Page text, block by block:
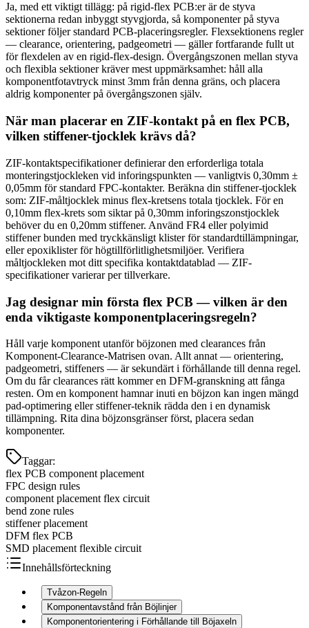
Ja, med ett viktigt tillägg: på rigid-flex PCB:er är de styva
sektionerna redan inbyggt styvgjorda, så komponenter på styva
sektioner följer standard PCB-placeringsregler. Flexsektionens regler
— clearance, orientering, padgeometri — gäller fortfarande fullt ut
för flexdelen av en rigid-flex-design. Övergångszonen mellan styva
och flexibla sektioner kräver mest uppmärksamhet: håll alla
komponentfotavtryck minst 3mm från denna gräns, och placera
aldrig komponenter på övergångszonen själv.
När man placerar en ZIF-kontakt på en flex PCB,
vilken stiffener-tjocklek krävs då?
ZIF-kontaktspecifikationer definierar den erforderliga totala
monteringstjockleken vid inforingspunkten — vanligtvis 0,30mm ±
0,05mm för standard FPC-kontakter. Beräkna din stiffener-tjocklek
som: ZIF-måltjocklek minus flex-kretsens totala tjocklek. För en
0,10mm flex-krets som siktar på 0,30mm inforingszonstjocklek
behöver du en 0,20mm stiffener. Använd FR4 eller polyimid
stiffener bunden med tryckkänsligt klister för standardtillämpningar,
eller epoxiklister för högtillförlitlighetsmiljöer. Verifiera
måltjockleken mot ditt specifika kontaktdatablad — ZIF-
specifikationer varierar per tillverkare.
Jag designar min första flex PCB — vilken är den
enda viktigaste komponentplaceringsregeln?
Håll varje komponent utanför böjzonen med clearances från
Komponent-Clearance-Matrisen ovan. Allt annat — orientering,
padgeometri, stiffeners — är sekundärt i förhållande till denna regel.
Om du får clearances rätt kommer en DFM-granskning att fånga
resten. Om en komponent hamnar inuti en böjzon kan ingen mängd
pad-optimering eller stiffener-teknik rädda den i en dynamisk
tillämpning. Rita dina böjzonsgränser först, placera sedan
komponenter.
Taggar:
flex PCB component placement
FPC design rules
component placement flex circuit
bend zone rules
stiffener placement
DFM flex PCB
SMD placement flexible circuit
Innehållsförteckning
Tvåzon-Regeln
Komponentavstånd från Böjlinjer
Komponentorientering i Förhållande till Böjaxeln